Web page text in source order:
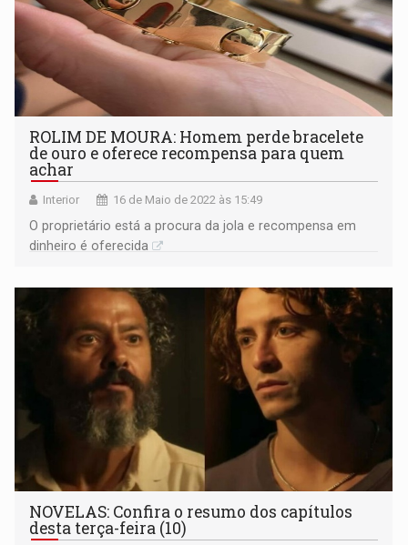
ROLIM DE MOURA: Homem perde bracelete
de ouro e oferece recompensa para quem
achar
Interior 16 de Maio de 2022 às 15:49
O proprietário está a procura da jola e recompensa em
dinheiro é oferecida
NOVELAS: Confira o resumo dos capítulos
desta terça-feira (10)